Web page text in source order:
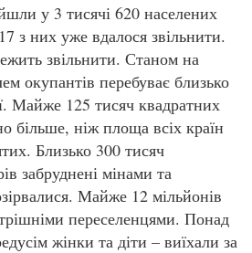
у 3 тисячі 620 населених
з них уже вдалося звільнити.
звільнити. Станом на
окупантів перебуває близько
Майже 125 тисяч квадратних
більше, ніж площа всіх країн
Близько 300 тисяч
забруднені мінами та
Майже 12 мільйонів
переселенцями. Понад
жінки та діти – виїхали за